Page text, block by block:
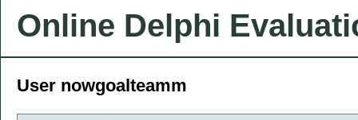
Online Delphi
User nowgoalteamm